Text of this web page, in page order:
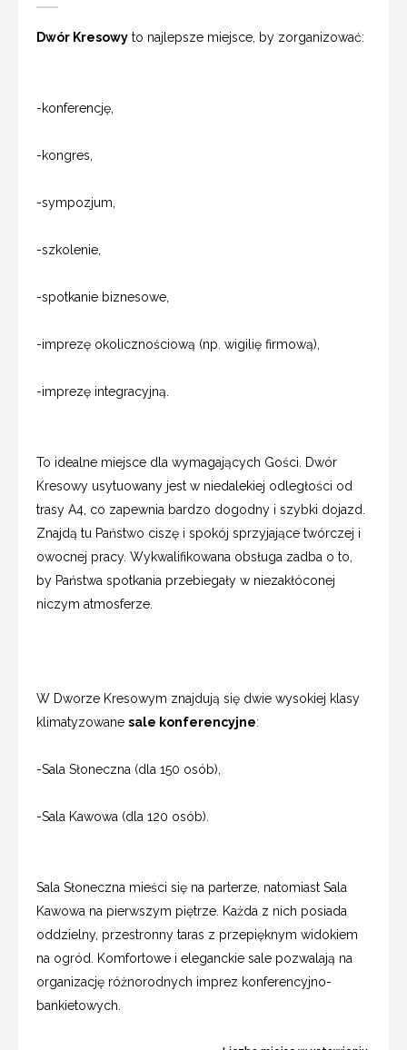
Dwór Kresowy to najlepsze miejsce, by zorganizować:
-konferencję,
-kongres,
-sympozjum,
-szkolenie,
-spotkanie biznesowe,
-imprezę okolicznościową (np. wigilię firmową),
-imprezę integracyjną.
To idealne miejsce dla wymagających Gości. Dwór
Kresowy usytuowany jest w niedalekiej odległości od
trasy A4, co zapewnia bardzo dogodny i szybki dojazd.
Znajdą tu Państwo ciszę i spokój sprzyjające twórczej i
owocnej pracy. Wykwalifikowana obsługa zadba o to,
by Państwa spotkania przebiegały w niezakłóconej
niczym atmosferze.
W Dworze Kresowym znajdują się dwie wysokiej klasy
klimatyzowane sale konferencyjne:
-Sala Słoneczna (dla 150 osób),
-Sala Kawowa (dla 120 osób).
Sala Słoneczna mieści się na parterze, natomiast Sala
Kawowa na pierwszym piętrze. Każda z nich posiada
oddzielny, przestronny taras z przepięknym widokiem
na ogród. Komfortowe i eleganckie sale pozwalają na
organizację różnorodnych imprez konferencyjno-
bankietowych.